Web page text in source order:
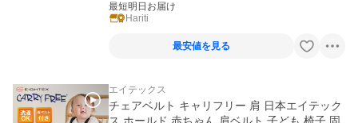
最短明日お届け
Hariti
最安値を見る
エイテックス
チェアベルト キャリフリー 肩 日本エイテック